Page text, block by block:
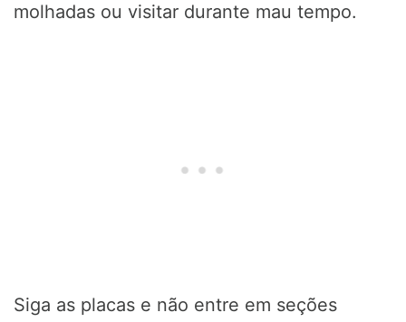
molhadas ou visitar durante mau tempo.
Siga as placas e não entre em seções